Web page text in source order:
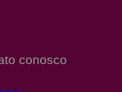
conosco